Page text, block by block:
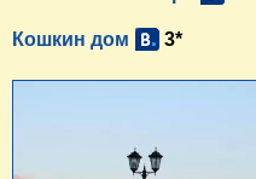
Кошкин дом 3*